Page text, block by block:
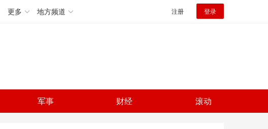
更多 地方频道 注册 登录
军事 财经 滚动